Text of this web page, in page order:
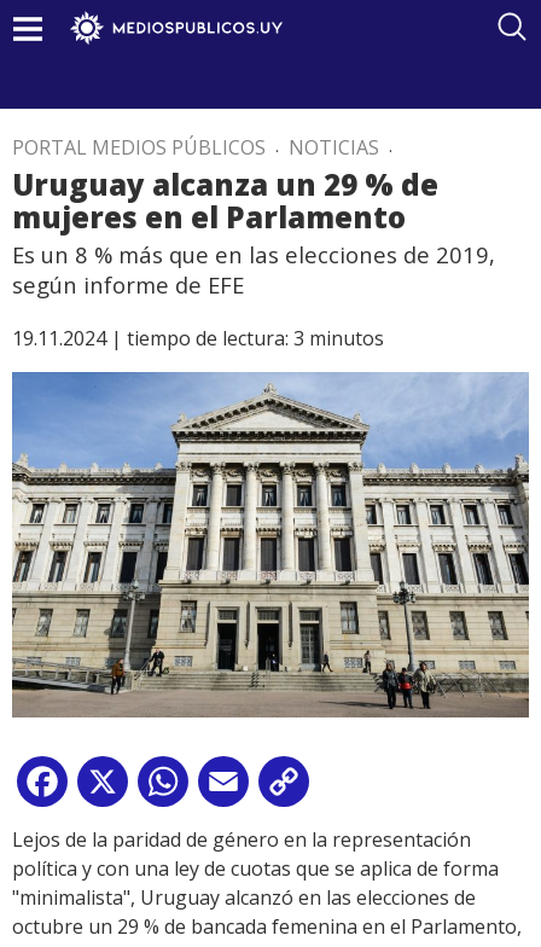
PORTAL MEDIOS PÚBLICOS . NOTICIAS .
Uruguay alcanza un 29 % de
mujeres en el Parlamento
Es un 8 % más que en las elecciones de 2019,
según informe de EFE
19.11.2024 | tiempo de lectura: 3 minutos
Facebook
X WhatsApp
Email
Link
Lejos de la paridad de género en la representación
política y con una ley de cuotas que se aplica de forma
"minimalista", Uruguay alcanzó en las elecciones de
octubre un 29 % de bancada femenina en el Parlamento,